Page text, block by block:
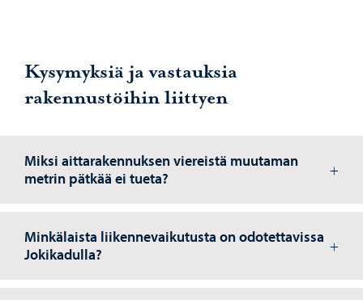
Kysymyksiä ja vastauksia
rakennustöihin liittyen
Miksi aittarakennuksen viereistä muutaman
metrin pätkää ei tueta?
Minkälaista liikennevaikutusta on odotettavissa
Jokikadulla?